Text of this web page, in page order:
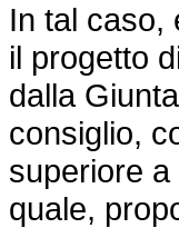
In tal caso,
il progetto
dalla
consiglio,
superiore
quale,